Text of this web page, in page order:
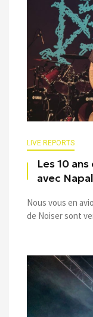
LIVE REPORTS
Les 10
avec
Nous vous en
de Noiser sont